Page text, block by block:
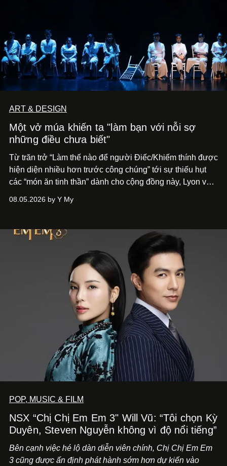
ART & DESIGN
Một vở múa khiến ta "làm bạn với nỗi sợ
những điều chưa biết"
Từ trăn trở “Làm thế nào để người Điếc/Khiếm thính được
hiện diện nhiều hơn trước công chúng” tới sự thiếu hụt
các “món ăn tinh thần” dành cho cộng đồng này, Lyon và
phẩm múa đương đại thành hiện thực, mang tên Lắng
08.05.2026 by Y My
POP, MUSIC & FILM
NSX “Chị Chị Em Em 3" Will Vũ: “Tôi chọn Kỳ
Duyên, Steven Nguyễn không vì độ nổi tiếng”
Bên cạnh việc hé lộ dàn diễn viên chính, Chị Chị Em Em
3 cũng được ấn định phát hành sớm hơn dự kiến vào